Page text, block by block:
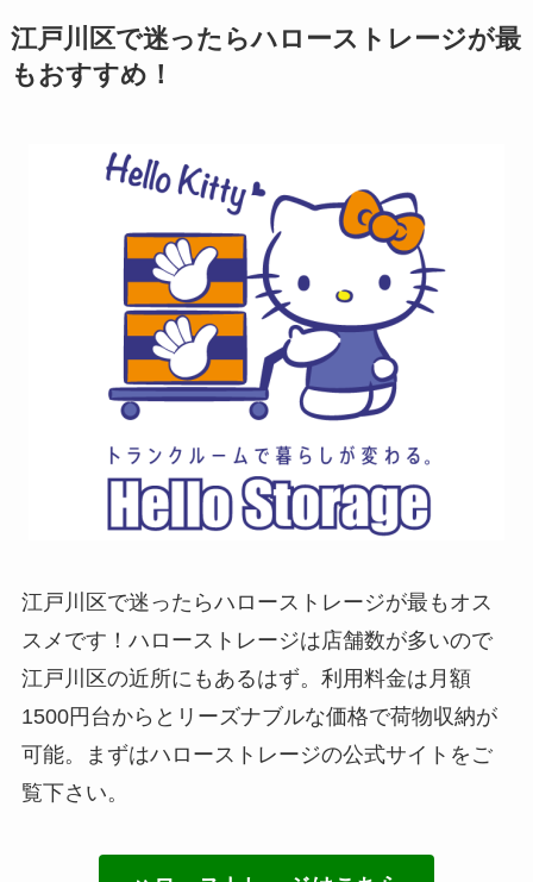
江戸川区で迷ったらハローストレージが最
もおすすめ！
江戸川区で迷ったらハローストレージが最もオス
スメです！ハローストレージは店舗数が多いので
江戸川区の近所にもあるはず。利用料金は月額
1500円台からとリーズナブルな価格で荷物収納が
可能。まずはハローストレージの公式サイトをご
覧下さい。